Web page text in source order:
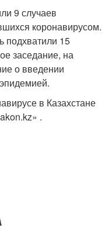
9 случаев
коронавирусом.
подхватили 15
заседание, на
о введении
в Казахстане
.